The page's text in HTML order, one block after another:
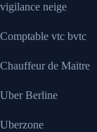
vigilance neige
Comptable vtc bvtc
Chauffeur de Maitre
Uber Berline
Uberzone